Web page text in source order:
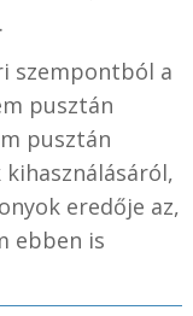
szempontból a
pusztán
pusztán
eredője az,
ebben is